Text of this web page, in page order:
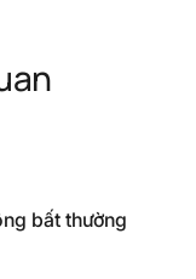
bất thường